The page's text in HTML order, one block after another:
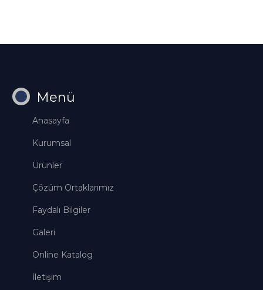
Menü
Anasayfa
Kurumsal
Ürünler
Çözüm Ortaklarımız
Faydalı Bilgiler
Galeri
Online Katalog
İletişim